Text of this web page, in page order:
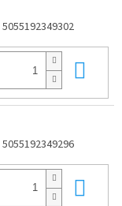
5055192349302
5055192349296